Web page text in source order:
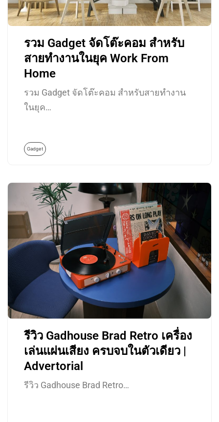
รวม Gadget จัดโต๊ะคอม สำหรับ
สายทำงานในยุค Work From
Home
รวม Gadget จัดโต๊ะคอม สำหรับสายทำงาน
ในยุค…
Gadget
รีวิว Gadhouse Brad Retro เครื่อง
เล่นแผ่นเสียง ครบจบในตัวเดียว |
Advertorial
รีวิว Gadhouse Brad Retro…